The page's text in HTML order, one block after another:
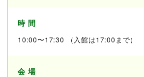
時 間
10:00〜17:30 （入館は17:00まで）
会 場